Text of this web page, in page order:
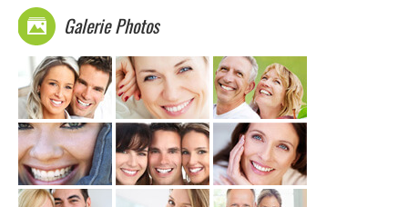
Galerie Photos